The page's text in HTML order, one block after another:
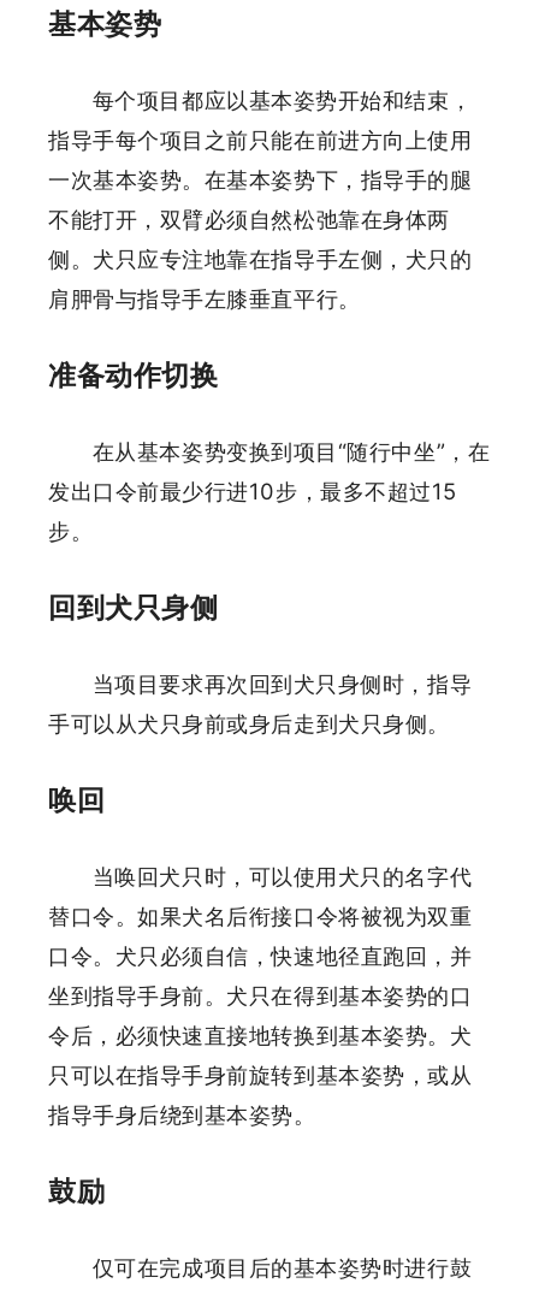
基本姿势
每个项目都应以基本姿势开始和结束，
指导手每个项目之前只能在前进方向上使用
一次基本姿势。在基本姿势下，指导手的腿
不能打开，双臂必须自然松弛靠在身体两
侧。犬只应专注地靠在指导手左侧，犬只的
肩胛骨与指导手左膝垂直平行。
准备动作切换
在从基本姿势变换到项目“随行中坐”，在
发出口令前最少行进10步，最多不超过15
步。
回到犬只身侧
当项目要求再次回到犬只身侧时，指导
手可以从犬只身前或身后走到犬只身侧。
唤回
当唤回犬只时，可以使用犬只的名字代
替口令。如果犬名后衔接口令将被视为双重
口令。犬只必须自信，快速地径直跑回，并
坐到指导手身前。犬只在得到基本姿势的口
令后，必须快速直接地转换到基本姿势。犬
只可以在指导手身前旋转到基本姿势，或从
指导手身后绕到基本姿势。
鼓励
仅可在完成项目后的基本姿势时进行鼓